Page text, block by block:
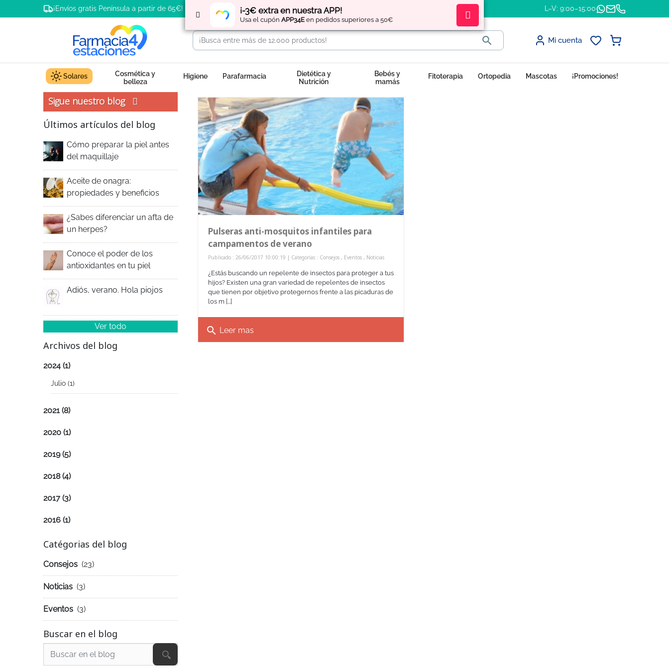
¡-3€ extra en nuestra APP!
Usa el cupón APP34E en pedidos superiores a 50€
¡Envíos gratis Península a partir de 65€! Regístratey obtén L–V: 9:00–15:00
 Mi cuenta
Solares
Cosmética y
belleza
Higiene Parafarmacia
Dietética y
Nutrición
Bebés y
mamás
Fitoterapia Ortopedia Mascotas ¡Promociones!
Sigue nuestro blog
Últimos artículos del blog
Cómo preparar la piel antes
del maquillaje
Aceite de onagra:
propiedades y beneficios
¿Sabes diferenciar un afta de
un herpes?
Conoce el poder de los
antioxidantes en tu piel
Adiós, verano. Hola piojos
Ver todo
Archivos del blog
2024 (1)
Julio (1)
2021(8)
2020 (1)
2019(5)
2018(4)
2017 (3)
2016 (1)
Catégorias del blog
Consejos (23)
Noticias (3)
Eventos (3)
Buscar en el blog
Pulseras anti-mosquitos infantiles para
campamentos de verano
Publicado : 26/06/2017 10:00:19 | Categorías : Consejos , Eventos , Noticias
¿Estás buscando un repelente de insectos para proteger a tus
hijos? Existen una gran variedad de repelentes de insectos
que tienen por objetivo protegernos frente a las picaduras de
los m [...]
search Leer mas